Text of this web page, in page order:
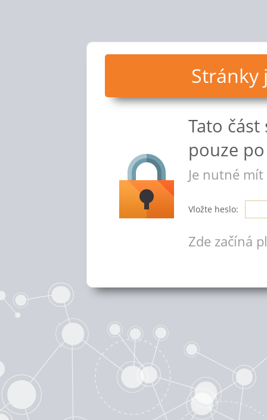
Stránky
Tato
pouze
Je nutné
Vložte heslo:
Zde začíná